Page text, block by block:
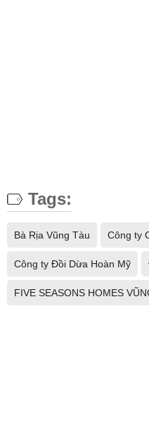
Tags:
Bà Rịa Vũng Tàu Công ty
Công ty Đồi Dừa Hoàn Mỹ
FIVE SEASONS HOMES